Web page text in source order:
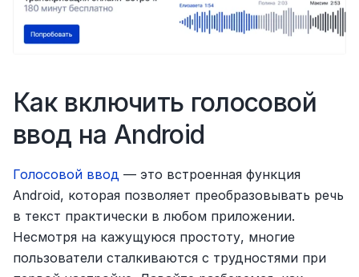
Как включить голосовой
ввод на Android
Голосовой ввод — это встроенная функция
Android, которая позволяет преобразовывать речь
в текст практически в любом приложении.
Несмотря на кажущуюся простоту, многие
пользователи сталкиваются с трудностями при